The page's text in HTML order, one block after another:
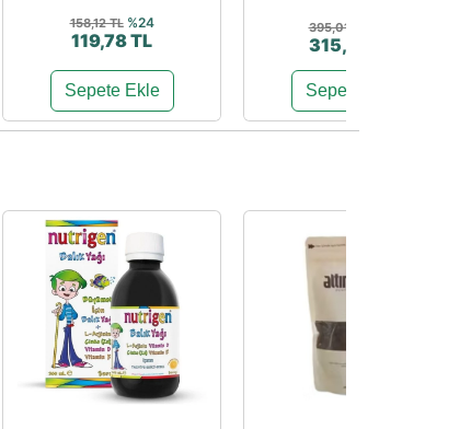
158,12 TL %24
119,78 TL
Sepete Ekle
395,01 TL
315,99 TL
Sepete Ekle